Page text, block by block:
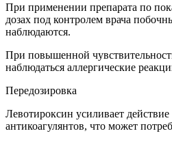
При применении препарата по
дозах под контролем врача
наблюдаются.
При повышенной
наблюдаться аллергические
Передозировка
Левотироксин усиливает
антикоагулянтов, что может